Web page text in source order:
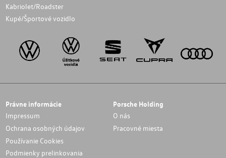
Kabriolet/Roadster
Kupé/Športové vozidlo
Právne informácie
Impressum
Ochrana osobných údajov
Používanie Cookies
Podmienky prelinkovania
Porsche Holding
O nás
Pracovné miesta